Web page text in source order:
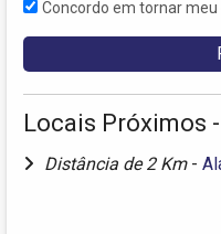
Concordo em tornar
Locais Próximos
Distância de 2 Km -